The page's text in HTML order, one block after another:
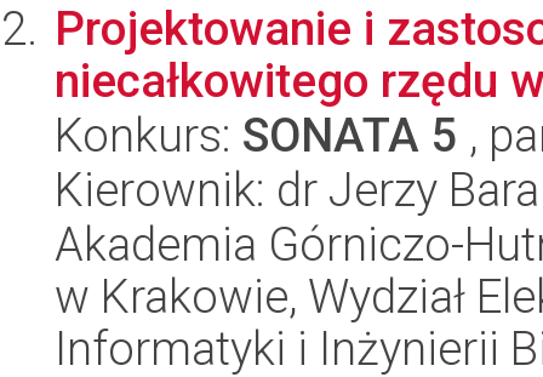
Projektowanie i
niecałkowitego rzędu
Konkurs: SONATA 5 ,
Kierownik: dr Jerzy
Akademia Górniczo-
w Krakowie, Wydział
Informatyki i Inżynierii